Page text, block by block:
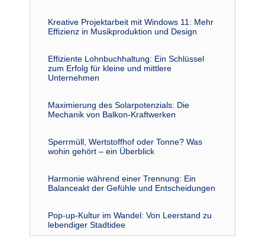
Kreative Projektarbeit mit Windows 11: Mehr
Effizienz in Musikproduktion und Design
Effiziente Lohnbuchhaltung: Ein Schlüssel
zum Erfolg für kleine und mittlere
Unternehmen
Maximierung des Solarpotenzials: Die
Mechanik von Balkon-Kraftwerken
Sperrmüll, Wertstoffhof oder Tonne? Was
wohin gehört – ein Überblick
Harmonie während einer Trennung: Ein
Balanceakt der Gefühle und Entscheidungen
Pop-up-Kultur im Wandel: Von Leerstand zu
lebendiger Stadtidee